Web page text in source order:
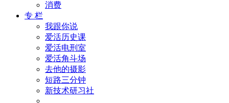
消费
专 栏
我跟你说
爱活历史课
爱活电刑室
爱活角斗场
去他的摄影
短路三分钟
新技术研习社